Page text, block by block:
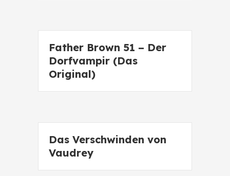
Father Brown 51 – Der
Dorfvampir (Das
Original)
Das Verschwinden von
Vaudrey